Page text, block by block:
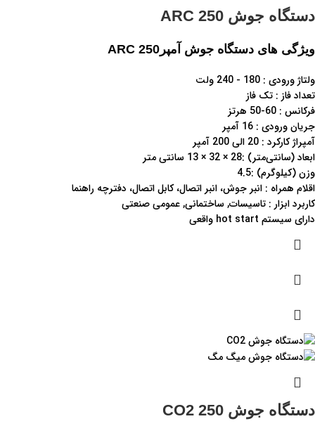
دستگاه جوش ARC 250
ویژگی های دستگاه جوش آمپرARC 250
ولتاژ ورودی : 180 - 240 ولت
تعداد فاز : تک فاز
فرکانس : 60-50 هرتز
جریان ورودی : 16 آمپر
آمپراژ کارکرد : 20 الی 200 آمپر
ابعاد (سانتی‌متر) :28 × 32 × 13 سانتی متر
وزن (کیلوگرم) :4.5
اقلام همراه : انبر جوش، انبر اتصال، کابل اتصال، دفترچه راهنما
کاربرد ابزار : تاسیسات, ساختمانی, عمومی صنعتی
دارای سیستم hot start واقعی
دستگاه جوش CO2 250